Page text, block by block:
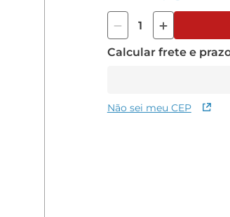
Marca WTW
Calcular frete e
Não sei meu CEP